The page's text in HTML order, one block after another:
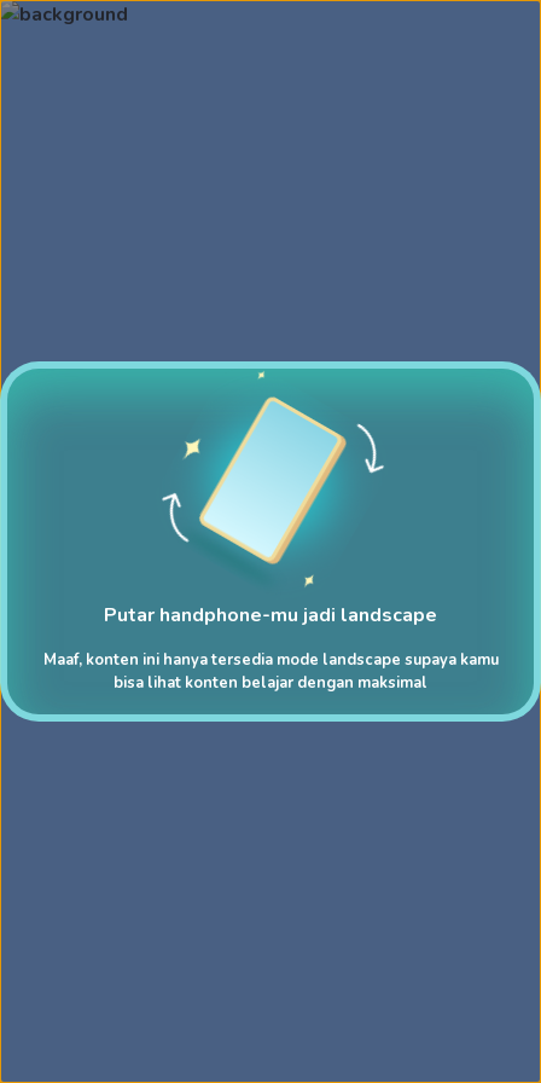
Putar handphone-mu jadi landscape
Maaf, konten ini hanya tersedia mode landscape supaya kamu
bisa lihat konten belajar dengan maksimal